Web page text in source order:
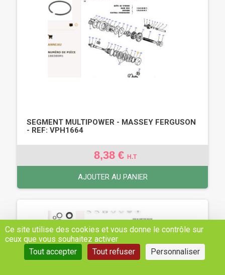
SEGMENT MULTIPOWER - MASSEY FERGUSON
- REF: VPH1664
8,38 € H.T
AJOUTER AU PANIER
Ce site utilise des cookies et vous donne le contrôle sur
ceux que vous souhaitez activer
Tout accepter
Tout refuser Personnaliser